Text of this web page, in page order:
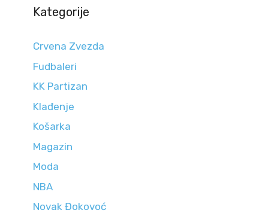
Kategorije
Crvena Zvezda
Fudbaleri
KK Partizan
Klađenje
Košarka
Magazin
Moda
NBA
Novak Đokovoć